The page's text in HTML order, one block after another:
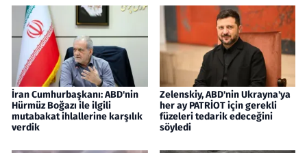
İran Cumhurbaşkanı: ABD'nin
Hürmüz Boğazı ile ilgili
mutabakat ihlallerine karşılık
verdik
Zelenskiy, ABD'nin Ukrayna'ya
her ay PATRİOT için gerekli
füzeleri tedarik edeceğini
söyledi